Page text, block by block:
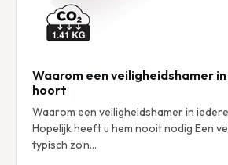
Waarom een veiligheidshamer
hoort
Waarom een veiligheidshamer in
Hopelijk heeft u hem nooit nodig Een
typisch zo’n…